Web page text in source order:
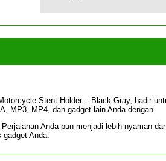
Stent Holder – Black Gray, hadir
MP3, MP4, dan gadget lain Anda dengan
Anda pun menjadi lebih nyaman
gadget Anda.